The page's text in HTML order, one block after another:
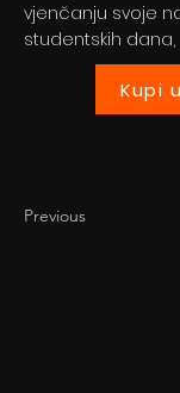
vjenčanju svoje
studentskih dana,
Kupi
Previous